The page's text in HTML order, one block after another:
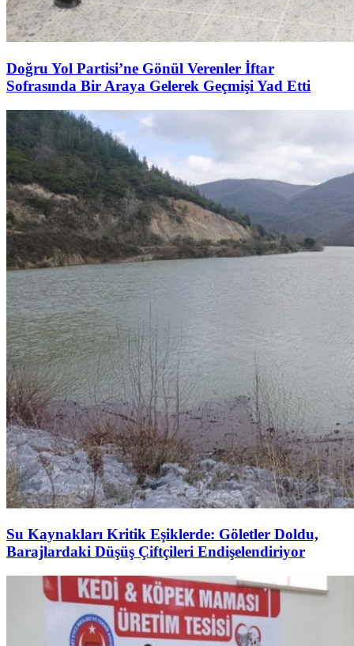
Doğru Yol Partisi’ne Gönül Verenler İftar
Sofrasında Bir Araya Gelerek Geçmişi Yad Etti
Su Kaynakları Kritik Eşiklerde: Göletler Doldu,
Barajlardaki Düşüş Çiftçileri Endişelendiriyor